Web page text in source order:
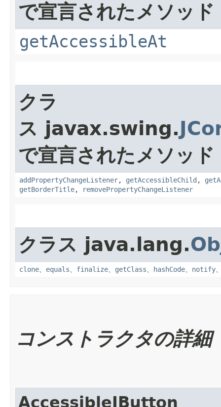
で宣言されたメソッド
getAccessibleAt
クラ
ス javax.swing.
で宣言されたメソッド
addPropertyChangeListener, getAccessibleChild ,
getBorderTitle, removePropertyChangeListener
クラス java.lang.
clone、 equals、 finalize、 getClass、 hashCode、 notify
コンストラクタの詳細
AccessibleJButton